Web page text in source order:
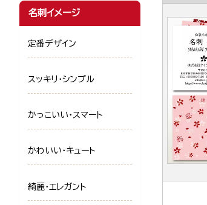
名刺イメージ
定番デザイン
スッキリ・シンプル
かっこいい・スマート
かわいい・キュート
綺麗・エレガント